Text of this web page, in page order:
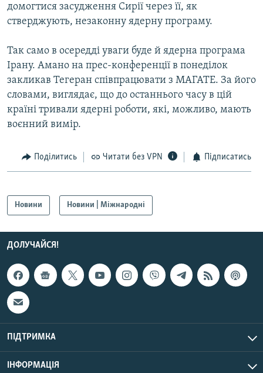
КТАТ
Усі сайти RFE/RL
домогтися засудження Сирії через її, як
стверджують, незаконну ядерну програму.
Так само в осередді уваги буде й ядерна програма
Ірану. Амано на прес-конференції в понеділок
закликав Тегеран співпрацювати з МАГАТЕ. За його
словами, виглядає, що до останнього часу в цій
країні тривали ядерні роботи, які, можливо, мають
воєнний вимір.
Поділитись Читати без VPN Підписатись
Новини Новини | Міжнародні
ДОЛУЧАЙСЯ!
ПІДТРИМКА
ІНФОРМАЦІЯ